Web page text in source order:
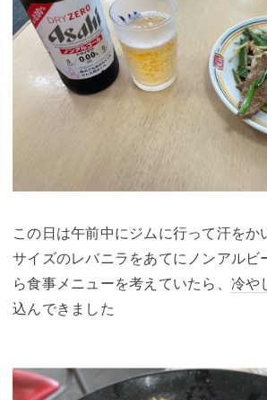
この日は午前中にジムに行って汗をか
サイズのレバニラをあてにノンアルビ
ら食事メニューを考えていたら、 冷や
込んできました